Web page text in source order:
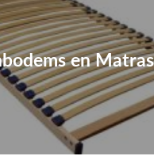
en